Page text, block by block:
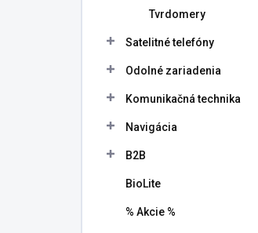
Tvrdomery
Satelitné telefóny
Odolné zariadenia
Komunikačná technika
Navigácia
B2B
BioLite
% Akcie %